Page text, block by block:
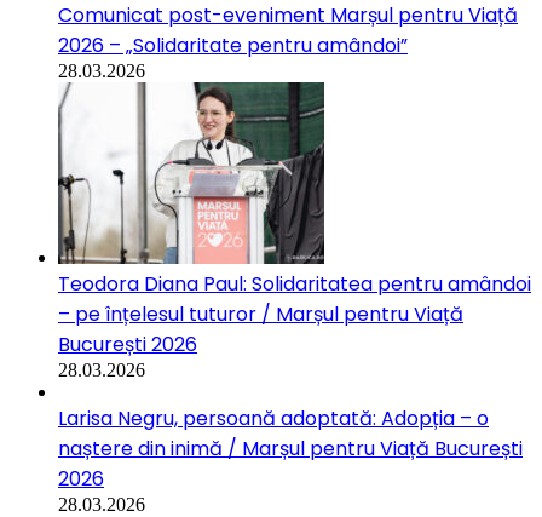
Comunicat post-eveniment Marșul pentru Viață
2026 – „Solidaritate pentru amândoi”
28.03.2026
Teodora Diana Paul: Solidaritatea pentru amândoi
– pe înțelesul tuturor / Marșul pentru Viață
București 2026
28.03.2026
Larisa Negru, persoană adoptată: Adopția – o
naștere din inimă / Marșul pentru Viață București
2026
28.03.2026